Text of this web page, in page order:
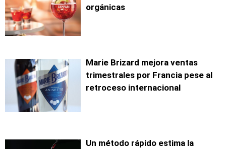
orgánicas
Marie Brizard mejora ventas
trimestrales por Francia pese al
retroceso internacional
Un método rápido estima la